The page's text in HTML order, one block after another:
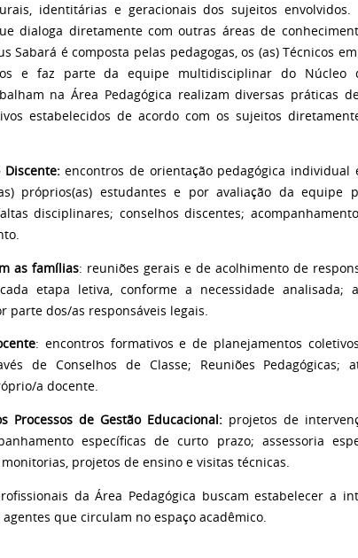
identitárias e geracionais dos sujeitos
dialoga diretamente com outras áreas de
Sabará é composta pelas pedagogas, os (as) Técnicos
e faz parte da equipe multidisciplinar do Núcleo
na Área Pedagógica realizam diversas práticas
estabelecidos de acordo com os sujeitos
Discente:encontros de orientação pedagógica individual
próprios(as) estudantes e por avaliação da equipe
disciplinares; conselhos discentes;
as famílias: reuniões gerais e de acolhimento de
etapa letiva, conforme a necessidade analisada;
parte dos/as responsáveis legais.
: encontros formativos e de planejamentos
de Conselhos de Classe; Reuniões Pedagógicas;
a docente.
Processos de Gestão Educacional: projetos de
específicas de curto prazo; assessoria
projetos de ensino e visitas técnicas.
da Área Pedagógica buscam estabelecer a
que circulam no espaço acadêmico.